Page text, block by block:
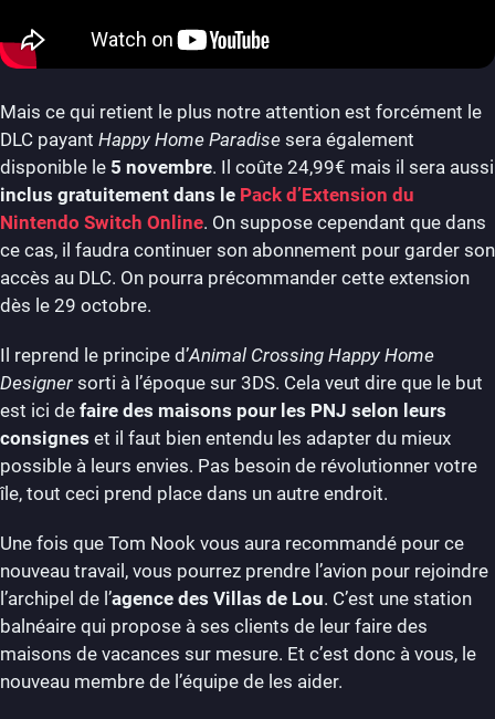
Mais ce qui retient le plus notre attention est forcément le
DLC payant Happy Home Paradise sera également
disponible le 5 novembre. Il coûte 24,99€ mais il sera aussi
inclus gratuitement dans le Pack d’Extension du
Nintendo Switch Online. On suppose cependant que dans
ce cas, il faudra continuer son abonnement pour garder son
accès au DLC. On pourra précommander cette extension
dès le 29 octobre.
Il reprend le principe d’Animal Crossing Happy Home
Designer sorti à l’époque sur 3DS. Cela veut dire que le but
est ici de faire des maisons pour les PNJ selon leurs
consignes et il faut bien entendu les adapter du mieux
possible à leurs envies. Pas besoin de révolutionner votre
île, tout ceci prend place dans un autre endroit.
Une fois que Tom Nook vous aura recommandé pour ce
nouveau travail, vous pourrez prendre l’avion pour rejoindre
l’archipel de l’agence des Villas de Lou. C’est une station
balnéaire qui propose à ses clients de leur faire des
maisons de vacances sur mesure. Et c’est donc à vous, le
nouveau membre de l’équipe de les aider.